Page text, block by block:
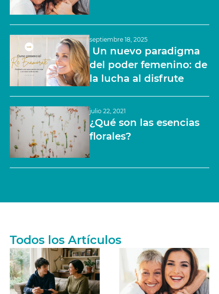
septiembre 18, 2025
Un nuevo paradigma
del poder femenino: de
la lucha al disfrute
julio 22, 2021
¿Qué son las esencias
florales?
Todos los Artículos